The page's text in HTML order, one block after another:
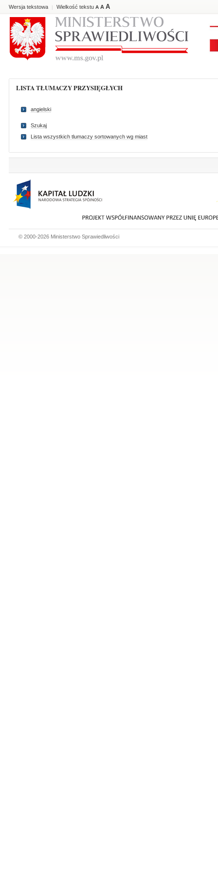
Wersja tekstowa | Wielkość tekstu A A A
LISTA TŁUMACZY PRZYSIĘGŁYCH
angielski
Szukaj
Lista wszystkich tlumaczy sortowanych wg miast
© 2000-2026 Ministerstwo Sprawiedliwości